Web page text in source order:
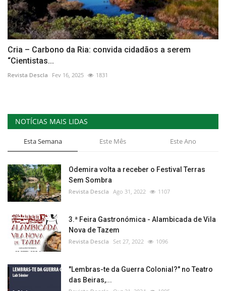
Cria – Carbono da Ria: convida cidadãos a serem
“Cientistas...
Revista Descla Fev 16, 2025 1831
NOTÍCIAS MAIS LIDAS
Esta Semana Este Mês Este Ano
Odemira volta a receber o Festival Terras
Sem Sombra
Revista Descla Ago 31, 2022 1107
3.ª Feira Gastronómica - Alambicada de Vila
Nova de Tazem
Revista Descla Set 27, 2022 1096
"Lembras-te da Guerra Colonial?" no Teatro
das Beiras,...